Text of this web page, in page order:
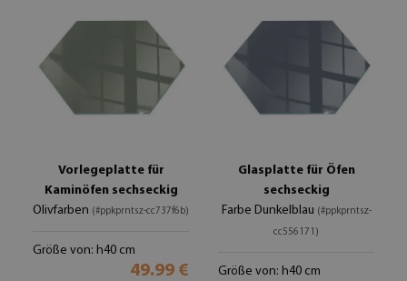
Vorlegeplatte für
Kaminöfen sechseckig
Olivfarben (#ppkprntsz-cc737f6b)
Größe von: h40 cm
49.99 €
Glasplatte für Öfen
sechseckig
Farbe Dunkelblau (#ppkprntsz-
cc556171)
Größe von: h40 cm